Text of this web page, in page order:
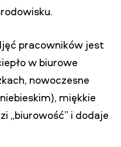
pracowników jest
w biurowe
nowoczesne
miękkie
„biurowość” i dodaje